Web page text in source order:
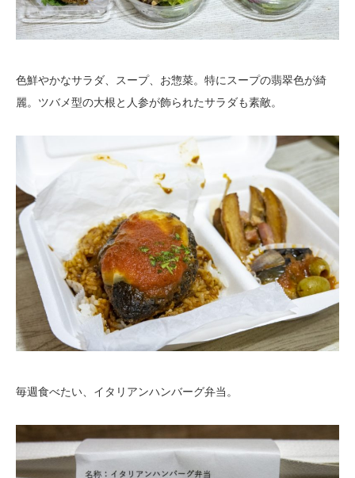
色鮮やかなサラダ、スープ、お惣菜。特にスープの翡翠色が綺
麗。ツバメ型の大根と人参が飾られたサラダも素敵。
毎週食べたい、イタリアンハンバーグ弁当。